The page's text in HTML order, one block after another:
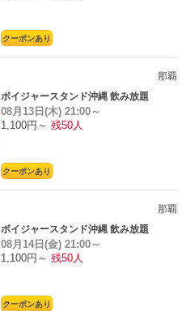
クーポンあり
那覇
ボイジャースタンド沖縄 飲み放題
08月13日(木) 21:00～
1,100円～ 残50人
クーポンあり
那覇
ボイジャースタンド沖縄 飲み放題
08月14日(金) 21:00～
1,100円～ 残50人
クーポンあり